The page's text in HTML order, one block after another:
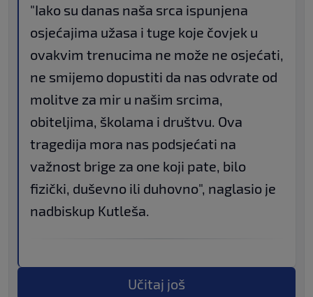
"Iako su danas naša srca ispunjena
osjećajima užasa i tuge koje čovjek u
ovakvim trenucima ne može ne osjećati,
ne smijemo dopustiti da nas odvrate od
molitve za mir u našim srcima,
obiteljima, školama i društvu. Ova
tragedija mora nas podsjećati na
važnost brige za one koji pate, bilo
fizički, duševno ili duhovno", naglasio je
nadbiskup Kutleša.
Učitaj još